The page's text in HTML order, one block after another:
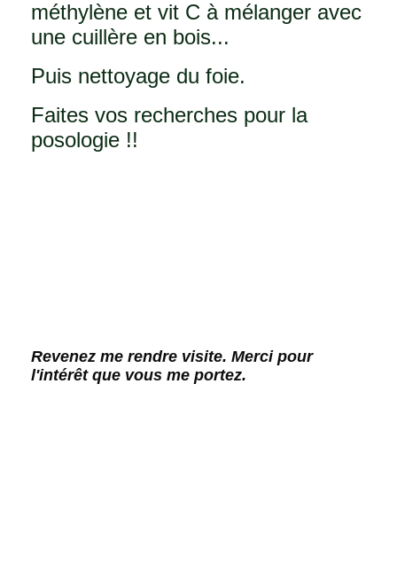
méthylène et vit C à mélanger avec
une cuillère en bois...
Puis nettoyage du foie.
Faites vos recherches pour la
posologie !!
Revenez me rendre visite. Merci pour
l'intérêt que vous me portez.